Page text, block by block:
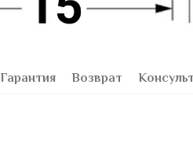
Гарантия Возврат